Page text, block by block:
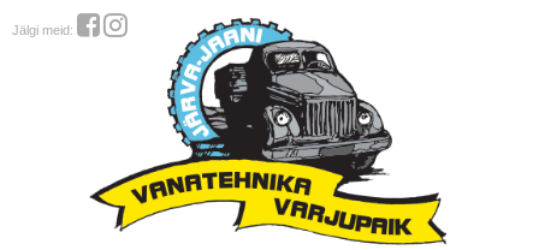
Jälgi meid: